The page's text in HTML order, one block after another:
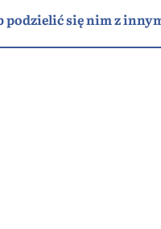
podzielić się nim z